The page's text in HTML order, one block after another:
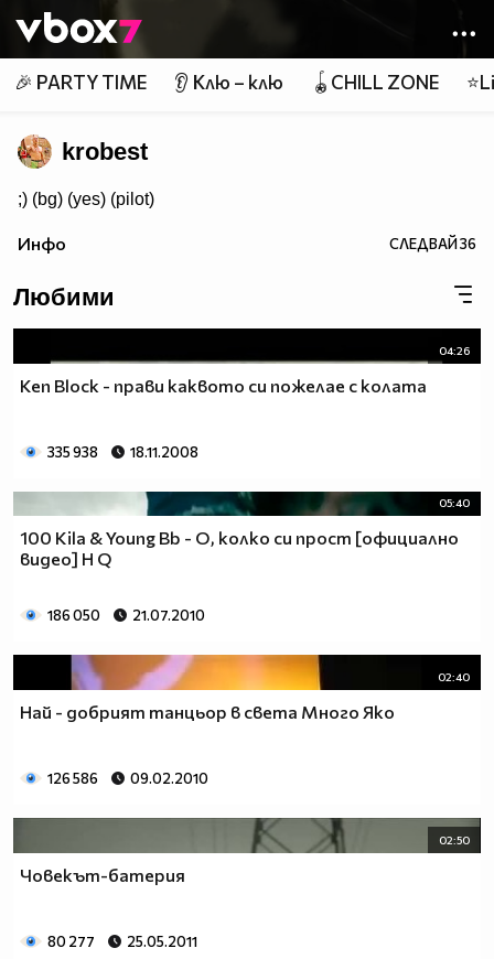
👾
🎉 PARTY TIME 👂 Клю – клю 🪀CHILL ZONE
krobest
;) (bg) (yes) (pilot)
Инфо СЛЕДВАЙ36
Любими
04:26
Ken Block - прави каквото си пожелае с колата
335 938 18.11.2008
05:40
100 Kila & Young Bb - О, колко си прост [официално
видео] H Q
186 050 21.07.2010
02:40
Най - добрият танцьор в света Много Яко
126 586 09.02.2010
02:50
Човекът-батерия
80 277 25.05.2011